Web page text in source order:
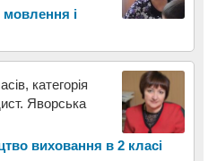
мовлення і
категорія
Яворська
виховання в 2 класі